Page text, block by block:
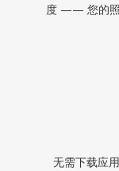
度 —— 您的照
无需下载应